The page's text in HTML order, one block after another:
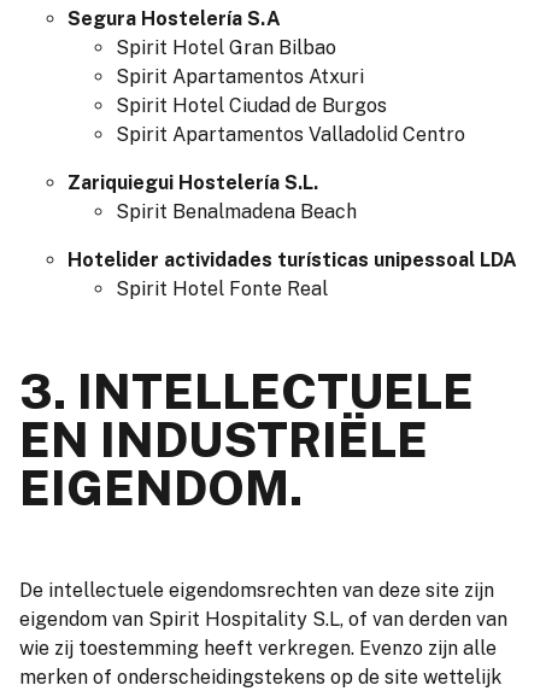
Segura Hostelería S.A
Spirit Hotel Gran Bilbao
Spirit Apartamentos Atxuri
Spirit Hotel Ciudad de Burgos
Spirit Apartamentos Valladolid Centro
Zariquiegui Hostelería S.L.
Spirit Benalmadena Beach
Hotelider actividades turísticas unipessoal LDA
Spirit Hotel Fonte Real
3. INTELLECTUELE
EN INDUSTRIËLE
EIGENDOM.
De intellectuele eigendomsrechten van deze site zijn
eigendom van Spirit Hospitality S.L, of van derden van
wie zij toestemming heeft verkregen. Evenzo zijn alle
merken of onderscheidingstekens op de site wettelijk